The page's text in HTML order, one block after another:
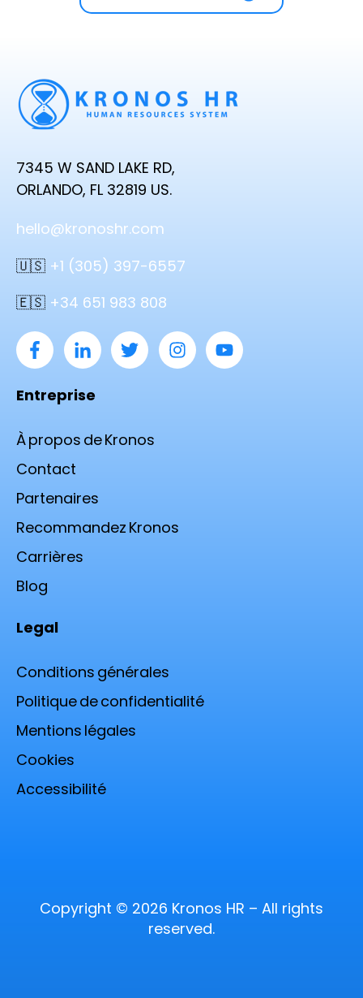
7345 W SAND LAKE RD,
ORLANDO, FL 32819 US.
hello@kronoshr.com
🇺🇸 +1 (305) 397-6557
🇪🇸 +34 651 983 808
Entreprise
À propos de Kronos
Contact
Partenaires
Recommandez Kronos
Carrières
Blog
Legal
Conditions générales
Politique de confidentialité
Mentions légales
Cookies
Accessibilité
Copyright © 2026 Kronos HR – All rights
reserved.